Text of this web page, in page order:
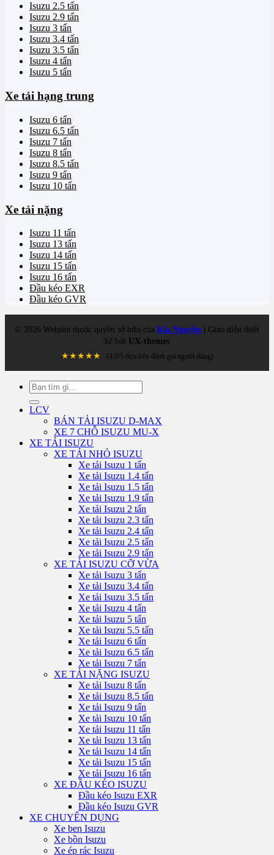
Isuzu 2.5 tấn
Isuzu 2.9 tấn
Isuzu 3 tấn
Isuzu 3.4 tấn
Isuzu 3.5 tấn
Isuzu 4 tấn
Isuzu 5 tấn
Xe tải hạng trung
Isuzu 6 tấn
Isuzu 6.5 tấn
Isuzu 7 tấn
Isuzu 8 tấn
Isuzu 8.5 tấn
Isuzu 9 tấn
Isuzu 10 tấn
Xe tải nặng
Isuzu 11 tấn
Isuzu 13 tấn
Isuzu 14 tấn
Isuzu 15 tấn
Isuzu 16 tấn
Đầu kéo EXR
Đầu kéo GVR
© 2026 Website thuộc quyền sở hữu của Kia Nguyễn | Giao diện thiết
kế bởi UX-themes
★★★★★
(4.9/5 dựa trên đánh giá người dùng)
Tìm
kiếm:
LCV
BÁN TẢI ISUZU D-MAX
XE 7 CHỖ ISUZU MU-X
XE TẢI ISUZU
XE TẢI NHỎ ISUZU
Xe tải Isuzu 1 tấn
Xe tải Isuzu 1.4 tấn
Xe tải Isuzu 1.5 tấn
Xe tải Isuzu 1.9 tấn
Xe tải Isuzu 2 tấn
Xe tải Isuzu 2.3 tấn
Xe tải Isuzu 2.4 tấn
Xe tải Isuzu 2.5 tấn
Xe tải Isuzu 2.9 tấn
XE TẢI ISUZU CỠ VỪA
Xe tải Isuzu 3 tấn
Xe tải Isuzu 3.4 tấn
Xe tải Isuzu 3.5 tấn
Xe tải Isuzu 4 tấn
Xe tải Isuzu 5 tấn
Xe tải Isuzu 5.5 tấn
Xe tải Isuzu 6 tấn
Xe tải Isuzu 6.5 tấn
Xe tải Isuzu 7 tấn
XE TẢI NẶNG ISUZU
Xe tải Isuzu 8 tấn
Xe tải Isuzu 8.5 tấn
Xe tải Isuzu 9 tấn
Xe tải Isuzu 10 tấn
Xe tải Isuzu 11 tấn
Xe tải Isuzu 13 tấn
Xe tải Isuzu 14 tấn
Xe tải Isuzu 15 tấn
Xe tải Isuzu 16 tấn
XE ĐẦU KÉO ISUZU
Đầu kéo Isuzu EXR
Đầu kéo Isuzu GVR
XE CHUYÊN DỤNG
Xe ben Isuzu
Xe bồn Isuzu
Xe ép rác Isuzu